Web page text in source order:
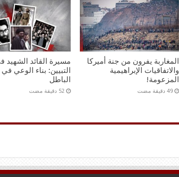
المغاربة يفرون من جنة أميركا
والاتفاقيات الإبراهيمية
المزعومة!
‏49 دقيقة مضت
مسيرة القائد الشهيد
التبيين: بناء الوعي
الباطل